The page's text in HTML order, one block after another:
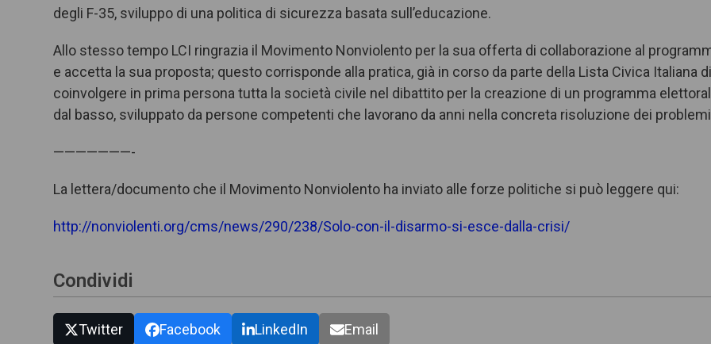
degli F-35, sviluppo di una politica di sicurezza basata sull’educazione.
Allo stesso tempo LCI ringrazia il Movimento Nonviolento per la sua offerta di collaborazione al
e accetta la sua proposta; questo corrisponde alla pratica, già in corso da parte della Lista Civica Italiana di
coinvolgere in prima persona tutta la società civile nel dibattito per la creazione di un programma
dal basso, sviluppato da persone competenti che lavorano da anni nella concreta risoluzione dei
———————-
La lettera/documento che il Movimento Nonviolento ha inviato alle forze politiche si può leggere qui:
http://nonviolenti.org/cms/news/290/238/Solo-con-il-disarmo-si-esce-dalla-crisi/
Condividi
Twitter Facebook LinkedIn Email